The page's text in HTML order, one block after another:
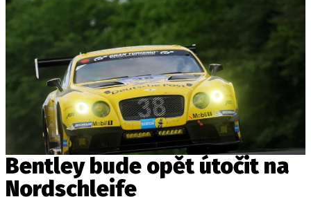
EKO
SPY
HISTORIE
ZAJÍMAVOSTI
TECHNIKA
EKONOMIKA
ČESKÝ TRH
TUNING
PROFI
Bentley bude opět útočit na
Nordschleife